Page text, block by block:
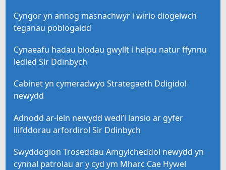
Cyngor yn annog masnachwyr i wirio diogelwch
teganau poblogaidd
Cynaeafu hadau blodau gwyllt i helpu natur ffynnu
ledled Sir Ddinbych
Cabinet yn cymeradwyo Strategaeth Ddigidol
newydd
Adnodd ar-lein newydd wedi’i lansio ar gyfer
llifddorau arfordirol Sir Ddinbych
Swyddogion Troseddau Amgylcheddol newydd yn
cynnal patrolau ar y cyd ym Mharc Cae Hywel